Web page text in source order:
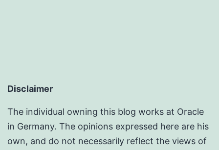
Disclaimer
The individual owning this blog works at Oracle
in Germany. The opinions expressed here are his
own, and do not necessarily reflect the views of